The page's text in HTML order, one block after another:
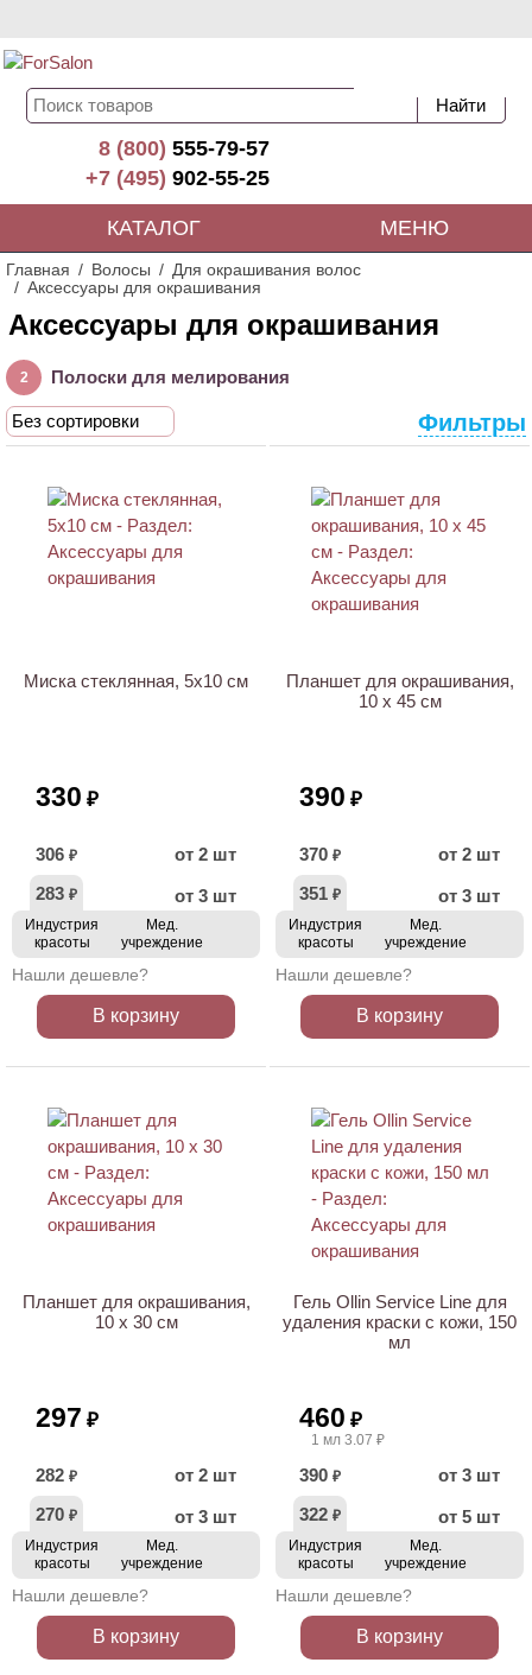
8 (800)555-79-57
+7 (495)902-55-25
КАТАЛОГ МЕНЮ
Главная Волосы
Для окрашивания волос
Аксессуары для окрашивания
Аксессуары для окрашивания
2 Полоски для мелирования
Без сортировки Фильтры
Миска стеклянная, 5х10 см
330 ₽
306 ₽
от 2 шт
283 ₽ от 3 шт
Индустрия
красоты
Мед.
учреждение
Нашли дешевле?
В корзину
Планшет для окрашивания,
10 х 45 см
390 ₽
370 ₽
от 2 шт
351 ₽ от 3 шт
Индустрия
красоты
Мед.
учреждение
Нашли дешевле?
В корзину
Планшет для окрашивания,
10 х 30 см
297 ₽
282 ₽
от 2 шт
270 ₽ от 3 шт
Индустрия
красоты
Мед.
учреждение
Нашли дешевле?
В корзину
Гель Ollin Service Line для
удаления краски с кожи, 150
мл
460 ₽
1 мл 3.07 ₽
390 ₽
от 3 шт
322 ₽ от 5 шт
Индустрия
красоты
Мед.
учреждение
Нашли дешевле?
В корзину